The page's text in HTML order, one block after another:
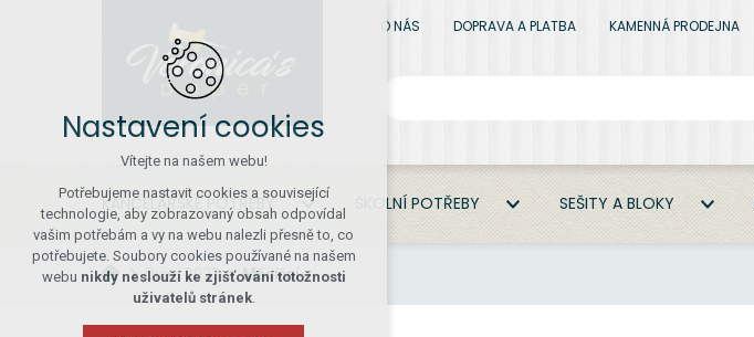
O NÁS DOPRAVA A PLATBA KAMENNÁ PRODEJNA
KANCELÁŘSKÉ POTŘEBY ŠKOLNÍ POTŘEBY SEŠITY A BLOKY
Diáře 2023 Měsíční
Nastavení cookies
Vítejte na našem webu!
Potřebujeme nastavit cookies a související
technologie, aby zobrazovaný obsah odpovídal
vašim potřebám a vy na webu nalezli přesně to, co
potřebujete. Soubory cookies používané na našem
webu nikdy neslouží ke zjišťování totožnosti
uživatelů stránek.